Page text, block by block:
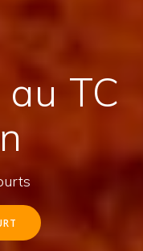
TC